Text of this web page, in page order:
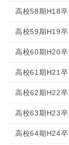
高校58期H18卒
高校59期H19卒
高校60期H20卒
高校61期H21卒
高校62期H22卒
高校63期H23卒
高校64期H24卒